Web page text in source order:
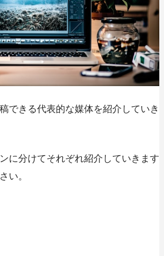
できる代表的な媒体を紹介していき
に分けてそれぞれ紹介していきます
い。